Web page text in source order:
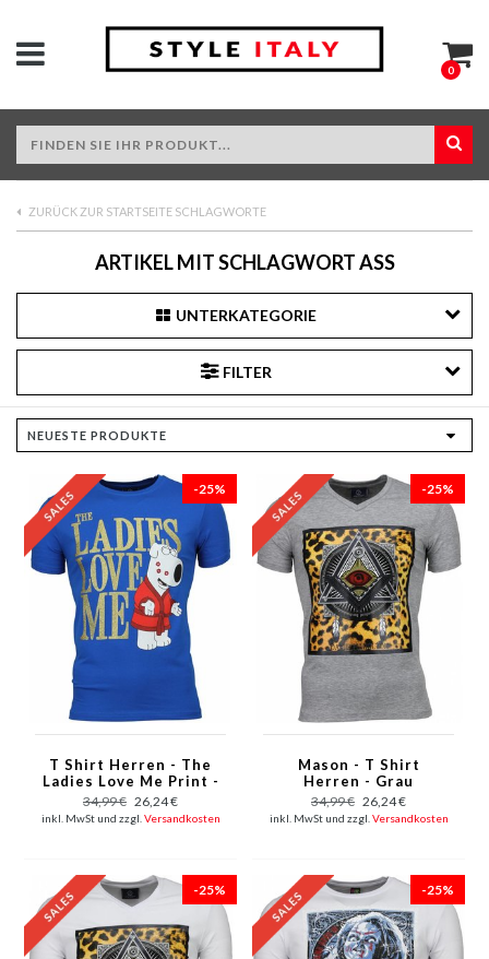
0
ZURÜCK ZUR STARTSEITE SCHLAGWORTE
ARTIKEL MIT SCHLAGWORT ASS
UNTERKATEGORIE
FILTER
-25%
T Shirt Herren - The
Ladies Love Me Print -
Blau
34,99 € 26,24 €
inkl. MwSt und zzgl. Versandkosten
-25%
Mason - T Shirt
Herren - Grau
34,99 € 26,24 €
inkl. MwSt und zzgl. Versandkosten
-25% -25%